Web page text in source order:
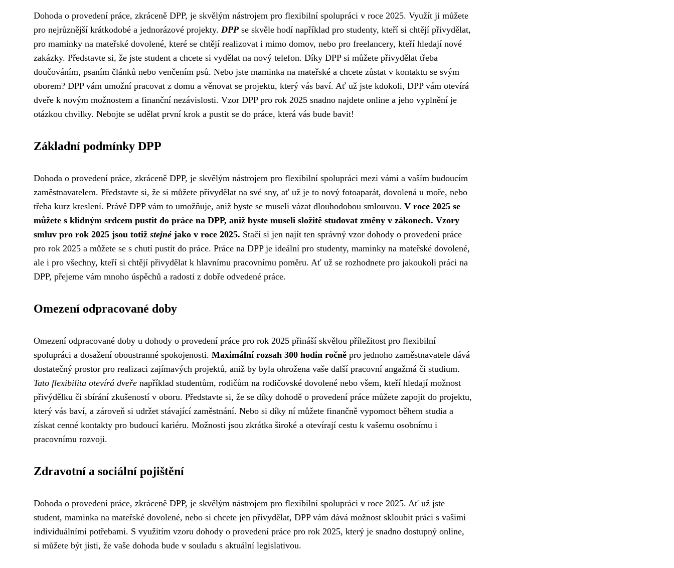
Dohoda o provedení práce, zkráceně DPP, je skvělým nástrojem pro flexibilní spolupráci v roce 2025. Využít ji můžete
pro nejrůznější krátkodobé a jednorázové projekty. DPP se skvěle hodí například pro studenty, kteří si chtějí přivydělat,
pro maminky na mateřské dovolené, které se chtějí realizovat i mimo domov, nebo pro freelancery, kteří hledají nové
zakázky. Představte si, že jste student a chcete si vydělat na nový telefon. Díky DPP si můžete přivydělat třeba
doučováním, psaním článků nebo venčením psů. Nebo jste maminka na mateřské a chcete zůstat v kontaktu se svým
oborem? DPP vám umožní pracovat z domu a věnovat se projektu, který vás baví. Ať už jste kdokoli, DPP vám otevírá
dveře k novým možnostem a finanční nezávislosti. Vzor DPP pro rok 2025 snadno najdete online a jeho vyplnění je
otázkou chvilky. Nebojte se udělat první krok a pustit se do práce, která vás bude bavit!
Základní podmínky DPP
Dohoda o provedení práce, zkráceně DPP, je skvělým nástrojem pro flexibilní spolupráci mezi vámi a vaším budoucím
zaměstnavatelem. Představte si, že si můžete přivydělat na své sny, ať už je to nový fotoaparát, dovolená u moře, nebo
třeba kurz kreslení. Právě DPP vám to umožňuje, aniž byste se museli vázat dlouhodobou smlouvou. V roce 2025 se
můžete s klidným srdcem pustit do práce na DPP, aniž byste museli složitě studovat změny v zákonech. Vzory
smluv pro rok 2025 jsou totiž stejnéjako v roce 2025. Stačí si jen najít ten správný vzor dohody o provedení práce
pro rok 2025 a můžete se s chutí pustit do práce. Práce na DPP je ideální pro studenty, maminky na mateřské dovolené,
ale i pro všechny, kteří si chtějí přivydělat k hlavnímu pracovnímu poměru. Ať už se rozhodnete pro jakoukoli práci na
DPP, přejeme vám mnoho úspěchů a radosti z dobře odvedené práce.
Omezení odpracované doby
Omezení odpracované doby u dohody o provedení práce pro rok 2025 přináší skvělou příležitost pro flexibilní
spolupráci a dosažení oboustranné spokojenosti. Maximální rozsah 300 hodin ročně pro jednoho zaměstnavatele dává
dostatečný prostor pro realizaci zajímavých projektů, aniž by byla ohrožena vaše další pracovní angažmá či studium.
Tato flexibilita otevírá dveře například studentům, rodičům na rodičovské dovolené nebo všem, kteří hledají možnost
přivýdělku či sbírání zkušeností v oboru. Představte si, že se díky dohodě o provedení práce můžete zapojit do projektu,
který vás baví, a zároveň si udržet stávající zaměstnání. Nebo si díky ní můžete finančně vypomoct během studia a
získat cenné kontakty pro budoucí kariéru. Možnosti jsou zkrátka široké a otevírají cestu k vašemu osobnímu i
pracovnímu rozvoji.
Zdravotní a sociální pojištění
Dohoda o provedení práce, zkráceně DPP, je skvělým nástrojem pro flexibilní spolupráci v roce 2025. Ať už jste
student, maminka na mateřské dovolené, nebo si chcete jen přivydělat, DPP vám dává možnost skloubit práci s vašimi
individuálními potřebami. S využitím vzoru dohody o provedení práce pro rok 2025, který je snadno dostupný online,
si můžete být jisti, že vaše dohoda bude v souladu s aktuální legislativou.